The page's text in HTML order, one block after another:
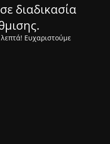
διαδικασία
λεπτά! Ευχαριστούμε